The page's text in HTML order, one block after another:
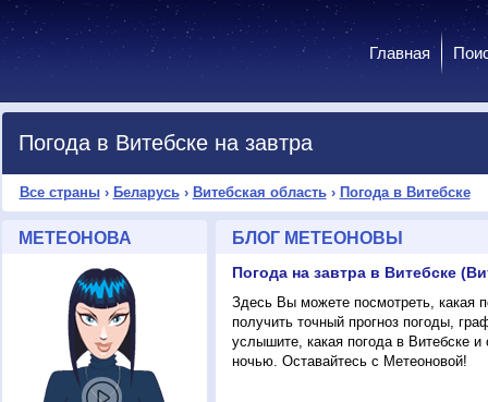
Главная
Погода в Витебске на завтра
Все страны› Беларусь› Витебская область› Погода в Витебске
МЕТЕОНОВА БЛОГ МЕТЕОНОВЫ
Погода на завтра в Витебске
Здесь Вы можете посмотреть, какая
получить точный прогноз погоды,
услышите, какая погода в Витебске
ночью. Оставайтесь с Метеоновой!